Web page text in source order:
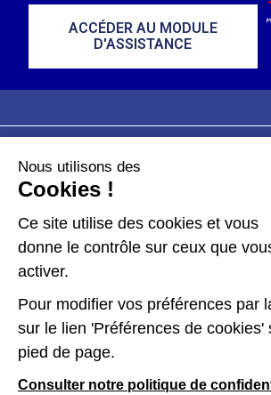
ACCÉDER AU MODULE
D'ASSISTANCE
Plan du site
Données personnelles
Kit de communication
Accessibilité : partiellement
Nous utilisons des
Cookies !
Ce site utilise des cookies et vous
donne le contrôle sur ceux que
activer.
Pour modifier vos préférences par
sur le lien 'Préférences de cookies'
pied de page.
Consulter notre politique de